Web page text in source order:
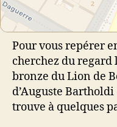
Pour vous repérer
cherchez du regard
bronze du Lion de
d’Auguste Bartholdi
trouve à quelques